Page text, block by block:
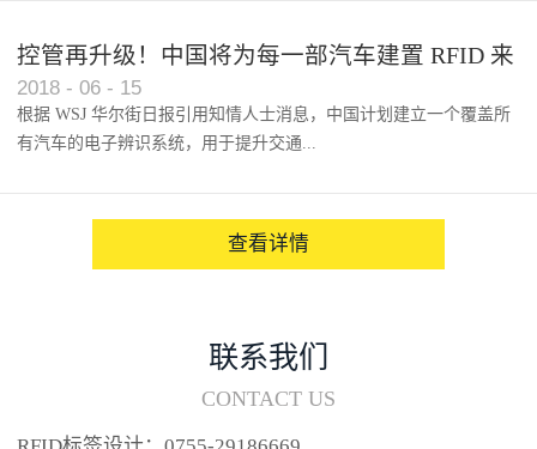
控管再升级！中国将为每一部汽车建置 RFID 来
架构辨识系统
2018 - 06 - 15
根据 WSJ 华尔街日报引用知情人士消息，中国计划建立一个覆盖所
有汽车的电子辨识系统，用于提升交通...
查看详情
联系我们
CONTACT US